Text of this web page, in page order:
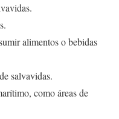
alimentos o bebidas
salvavidas.
como áreas de